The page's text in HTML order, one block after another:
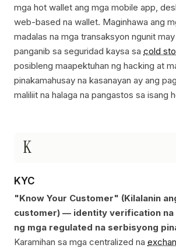
mga hot wallet ang mga mobile app,
web-based na wallet. Maginhawa ang
madalas na mga transaksyon ngunit
panganib sa seguridad kaysa sa cold
posibleng maapektuhan ng hacking at
pinakamahusay na kasanayan ay ang
maliliit na halaga na pangastos sa isang
K
KYC
"Know Your Customer" (Kilalanin
customer) — identity verification na
ng mga regulated na serbisyong
Karamihan sa mga centralized na